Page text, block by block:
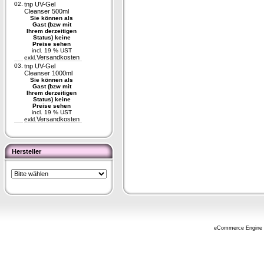
02. tnp UV-Gel
Cleanser 500ml
Sie können als
Gast (bzw mit
Ihrem derzeitigen
Status) keine
Preise sehen
incl. 19 % UST
exkl. Versandkosten
03. tnp UV-Gel
Cleanser 1000ml
Sie können als
Gast (bzw mit
Ihrem derzeitigen
Status) keine
Preise sehen
incl. 19 % UST
exkl. Versandkosten
Hersteller
eCommerce